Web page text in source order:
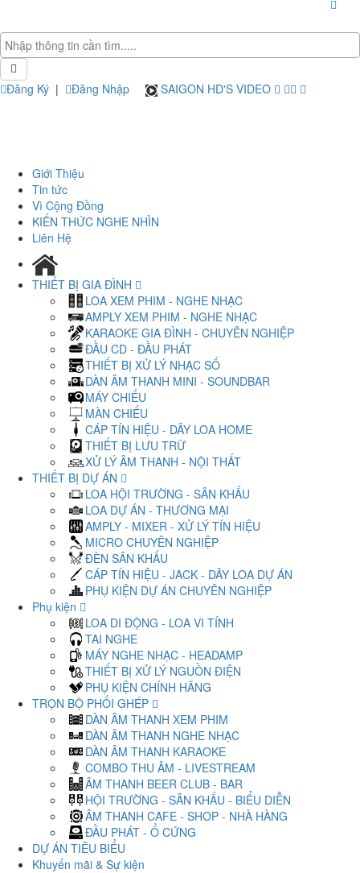
Đăng Ký | Đăng Nhập SAIGON HD'S VIDEO
Giới Thiệu
Tin tức
Vì Cộng Đồng
KIẾN THỨC NGHE NHÌN
Liên Hệ
THIẾT BỊ GIA ĐÌNH
LOA XEM PHIM - NGHE NHẠC
AMPLY XEM PHIM - NGHE NHẠC
KARAOKE GIA ĐÌNH - CHUYÊN NGHIỆP
ĐẦU CD - ĐẦU PHÁT
THIẾT BỊ XỬ LÝ NHẠC SỐ
DÀN ÂM THANH MINI - SOUNDBAR
MÁY CHIẾU
MÀN CHIẾU
CÁP TÍN HIỆU - DÂY LOA HOME
THIẾT BỊ LƯU TRỮ
XỬ LÝ ÂM THANH - NỘI THẤT
THIẾT BỊ DỰ ÁN
LOA HỘI TRƯỜNG - SÂN KHẤU
LOA DỰ ÁN - THƯƠNG MẠI
AMPLY - MIXER - XỬ LÝ TÍN HIỆU
MICRO CHUYÊN NGHIỆP
ĐÈN SÂN KHẤU
CÁP TÍN HIỆU - JACK - DÂY LOA DỰ ÁN
PHỤ KIỆN DỰ ÁN CHUYÊN NGHIỆP
Phụ kiện
LOA DI ĐỘNG - LOA VI TÍNH
TAI NGHE
MÁY NGHE NHẠC - HEADAMP
THIẾT BỊ XỬ LÝ NGUỒN ĐIỆN
PHỤ KIỆN CHÍNH HÃNG
TRỌN BỘ PHỐI GHÉP
DÀN ÂM THANH XEM PHIM
DÀN ÂM THANH NGHE NHẠC
DÀN ÂM THANH KARAOKE
COMBO THU ÂM - LIVESTREAM
ÂM THANH BEER CLUB - BAR
HỘI TRƯỜNG - SÂN KHẤU - BIỂU DIỄN
ÂM THANH CAFE - SHOP - NHÀ HÀNG
ĐẦU PHÁT - Ổ CỨNG
DỰ ÁN TIÊU BIỂU
Khuyến mãi & Sự kiện